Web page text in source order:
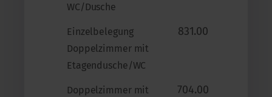
WC/Dusche
Einzelbelegung
Doppelzimmer mit
Etagendusche/WC
831.00
Doppelzimmer mit
704.00